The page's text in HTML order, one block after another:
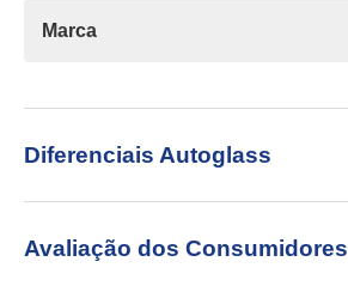
Marca
Diferenciais Autoglass
Avaliação dos Consumidores